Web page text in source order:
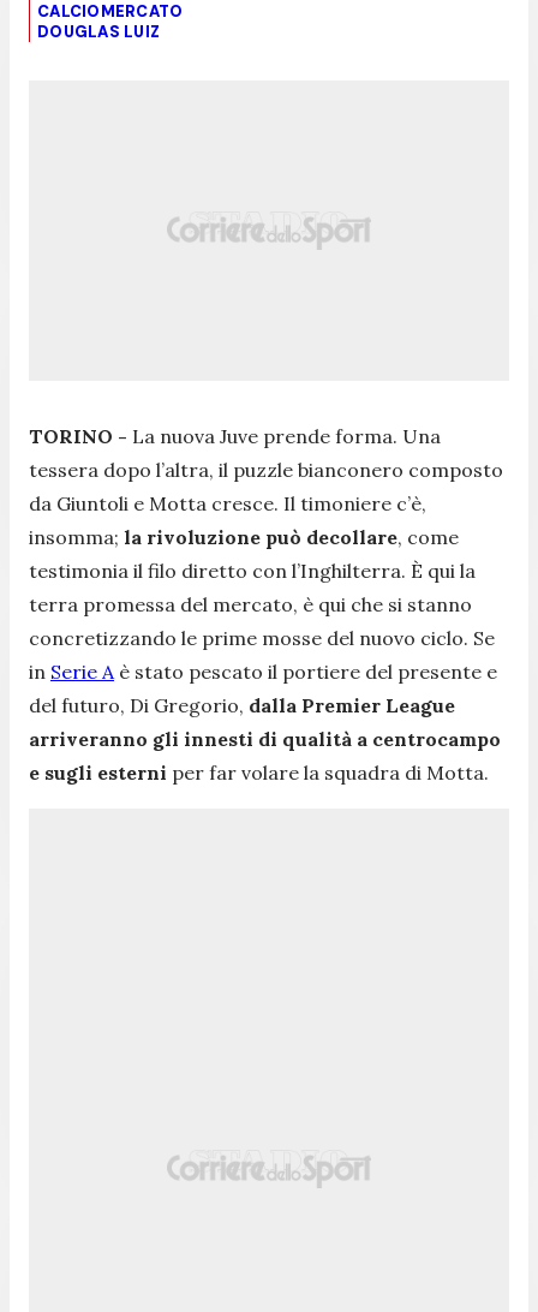
CALCIOMERCATO
DOUGLAS LUIZ
TORINO - La nuova Juve prende forma. Una
tessera dopo l’altra, il puzzle bianconero composto
da Giuntoli e Motta cresce. Il timoniere c’è,
insomma; la rivoluzione può decollare, come
testimonia il filo diretto con l’Inghilterra. È qui la
terra promessa del mercato, è qui che si stanno
concretizzando le prime mosse del nuovo ciclo. Se
in Serie A è stato pescato il portiere del presente e
del futuro, Di Gregorio, dalla Premier League
arriveranno gli innesti di qualità a centrocampo
e sugli esterni per far volare la squadra di Motta.